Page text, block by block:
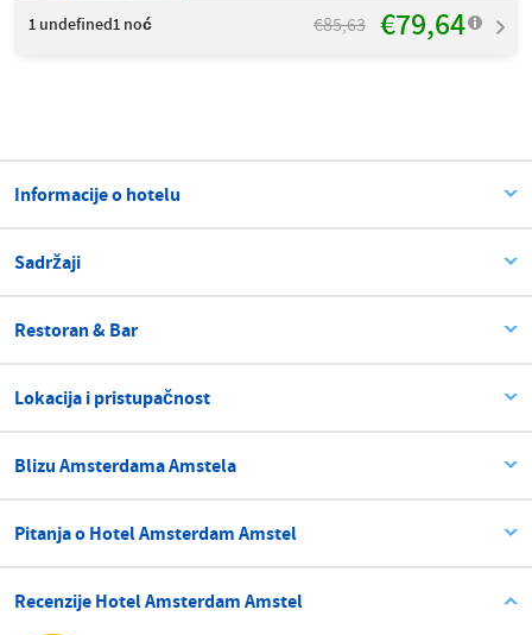
1 undefined1 noć €85,63 €79,64
Informacije o hotelu
Sadržaji
Restoran & Bar
Lokacija i pristupačnost
Blizu Amsterdama Amstela
Pitanja o Hotel Amsterdam Amstel
Recenzije Hotel Amsterdam Amstel